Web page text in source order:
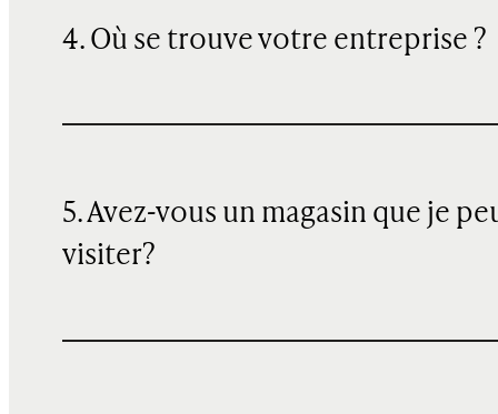
4. Où se trouve votre entreprise ?
5. Avez-vous un magasin que je
visiter?